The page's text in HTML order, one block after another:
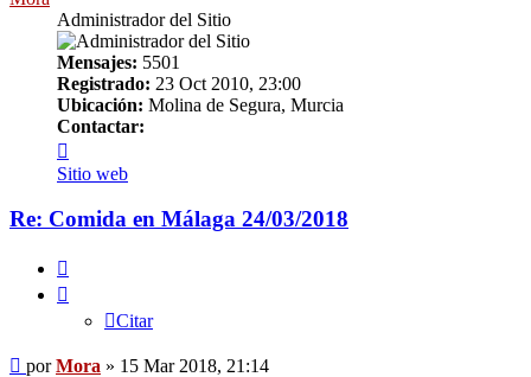
Administrador del Sitio
Mensajes: 5501
Registrado: 23 Oct 2010, 23:00
Ubicación: Molina de Segura, Murcia
Contactar:
Mora
Sitio web
Re: Comida en Málaga 24/03/2018
Citar
Mensaje
porMora » 15 Mar 2018, 21:14